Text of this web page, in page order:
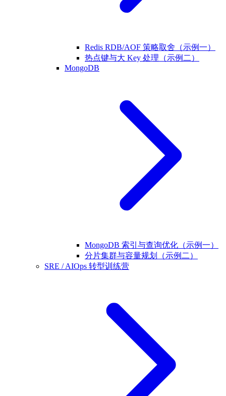
Redis RDB/AOF 策略取舍（示例一）
热点键与大 Key 处理（示例二）
MongoDB
MongoDB 索引与查询优化（示例一）
分片集群与容量规划（示例二）
SRE / AIOps 转型训练营